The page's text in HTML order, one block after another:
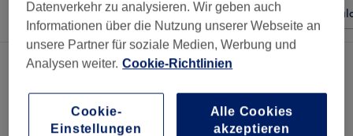
Sortieren nach Beliebiger Preis Besonderheiten
Ein Salon, der anbietet: sauna & dampfbäder in Hannover
Datenverkehr zu analysieren. Wir geben auch
Informationen über die Nutzung unserer Webseite an
unsere Partner für soziale Medien, Werbung und
Analysen weiter. Cookie-Richtlinien
Cookie-
Einstellungen
Alle Cookies
akzeptieren